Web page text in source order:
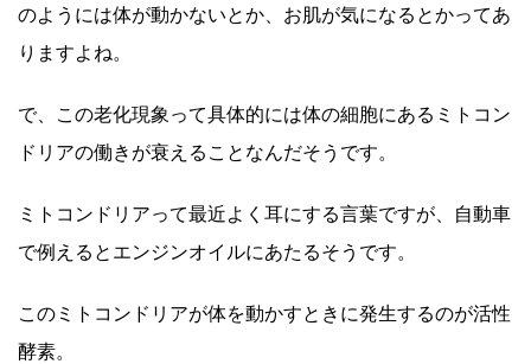
のようには体が動かないとか、お肌が気になるとかってあ
りますよね。
で、この老化現象って具体的には体の細胞にあるミトコン
ドリアの働きが衰えることなんだそうです。
ミトコンドリアって最近よく耳にする言葉ですが、自動車
で例えるとエンジンオイルにあたるそうです。
このミトコンドリアが体を動かすときに発生するのが活性
酵素。